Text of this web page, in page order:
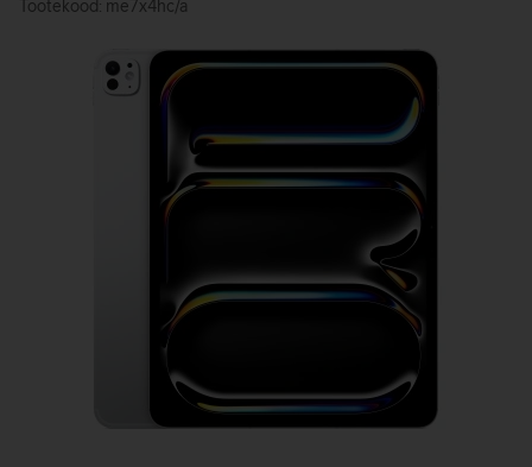
Tootekood: me7x4hc/a